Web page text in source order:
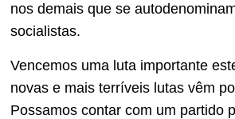
nos demais que se
socialistas.
Vencemos uma luta importante
novas e mais terríveis lutas vêm
Possamos contar com um partido